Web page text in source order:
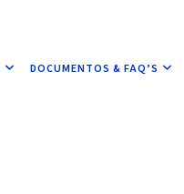
DOCUMENTOS & FAQ’S